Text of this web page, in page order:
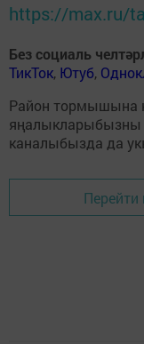
https://max.ru/
Без социаль
ТикТок, Ютуб,
Район тормышына
яңалыкларыбызны
каналыбызда да
Перейти